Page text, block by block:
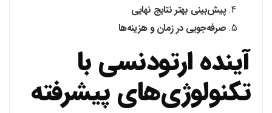
پیش‌بینی بهتر نتایج نهایی
صرفه‌جویی در زمان و هزینه‌ها
آینده ارتودنسی با
تکنولوژی‌های پیشرفته